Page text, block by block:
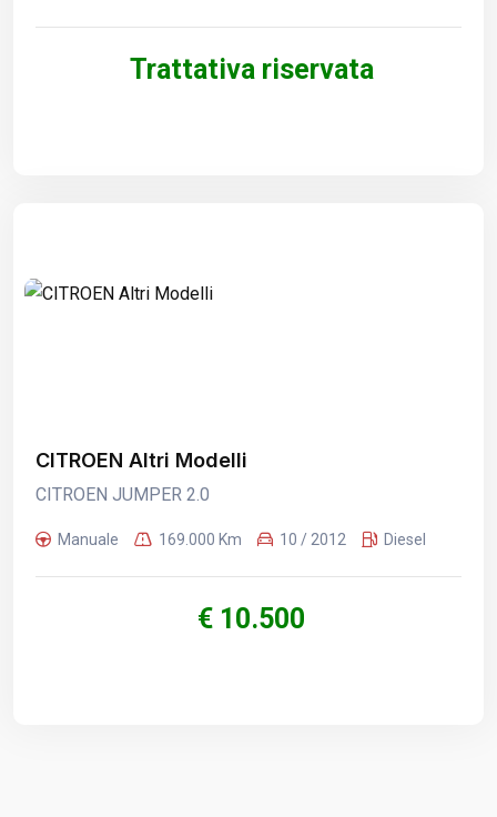
Trattativa riservata
CITROEN Altri Modelli
CITROEN JUMPER 2.0
Manuale 169.000 Km 10 / 2012 Diesel
€ 10.500